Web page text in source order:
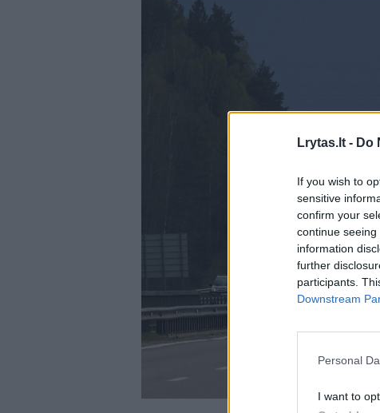
Lrytas.lt - Do
If you wish to
sensitive
confirm your
continue
information
further
participants.
Downstream
Personal
I want to